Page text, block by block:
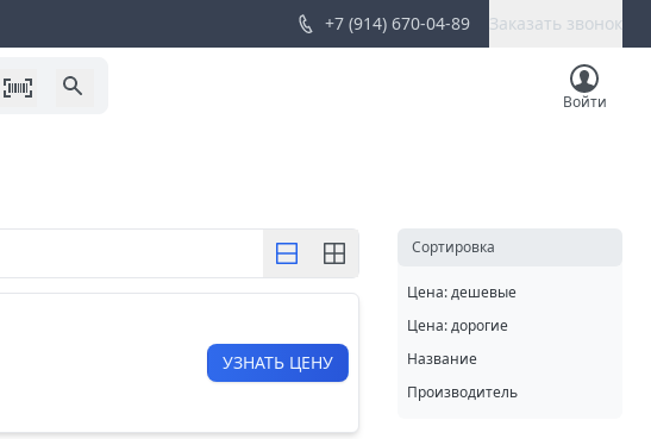
+7 (914) 670-04-89 Заказать звонок
Войти
УЗНАТЬ ЦЕНУ
Cортировка
Цена: дешевые
Цена: дорогие
Название
Производитель